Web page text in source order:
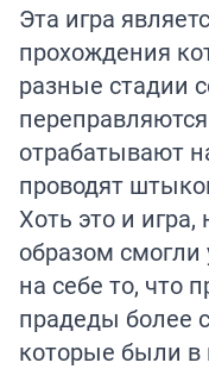
Эта игра
прохождения
разные стадии
отрабатывают
проводят
Хоть это и
образом смогли
на себе то, что
прадеды более
которые были в